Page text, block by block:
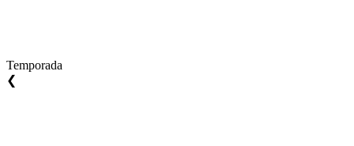
Temporada
❮